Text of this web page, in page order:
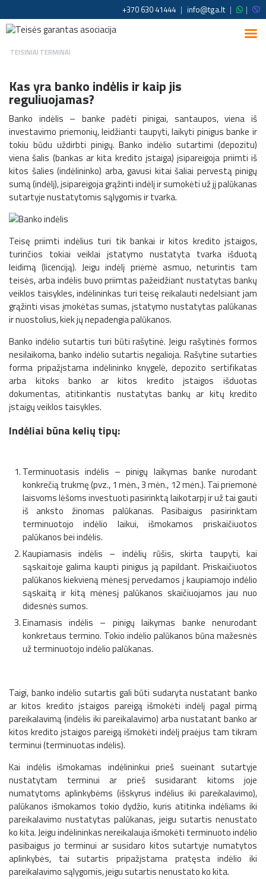
+370 630 41444 | info@tga.lt | |
TEISINIAI TERMINAI
Kas yra banko indėlis ir kaip jis
reguliuojamas?
Banko indėlis – banke padėti pinigai, santaupos, viena iš
investavimo priemonių, leidžianti taupyti, laikyti pinigus banke ir
tokiu būdu uždirbti pinigų. Banko indėlio sutartimi (depozitu)
viena šalis (bankas ar kita kredito įstaiga) įsipareigoja priimti iš
kitos šalies (indėlininko) arba, gavusi kitai šaliai pervestą pinigų
sumą (indėlį), įsipareigoja grąžinti indėlį ir sumokėti už jį palūkanas
sutartyje nustatytomis sąlygomis ir tvarka.
Teisę priimti indėlius turi tik bankai ir kitos kredito įstaigos,
turinčios tokiai veiklai įstatymo nustatyta tvarka išduotą
leidimą (licenciją). Jeigu indėlį priėmė asmuo, neturintis tam
teisės, arba indėlis buvo priimtas pažeidžiant nustatytas bankų
veiklos taisykles, indėlininkas turi teisę reikalauti nedelsiant jam
grąžinti visas įmokėtas sumas, įstatymo nustatytas palūkanas
ir nuostolius, kiek jų nepadengia palūkanos.
Banko indėlio sutartis turi būti rašytinė. Jeigu rašytinės formos
nesilaikoma, banko indėlio sutartis negalioja. Rašytine sutarties
forma pripažįstama indėlininko knygelė, depozito sertifikatas
arba kitoks banko ar kitos kredito įstaigos išduotas
dokumentas, atitinkantis nustatytas bankų ar kitų kredito
įstaigų veiklos taisykles.
Indėliai būna kelių tipų:
Terminuotasis indėlis – pinigų laikymas banke nurodant
konkrečią trukmę (pvz., 1 mėn., 3 mėn., 12 mėn.). Tai priemonė
laisvoms lėšoms investuoti pasirinktą laikotarpį ir už tai gauti
iš anksto žinomas palūkanas. Pasibaigus pasirinktam
terminuotojo indėlio laikui, išmokamos priskaičiuotos
palūkanos bei indėlis.
Kaupiamasis indėlis – indėlių rūšis, skirta taupyti, kai
sąskaitoje galima kaupti pinigus ją papildant. Priskaičiuotos
palūkanos kiekvieną mėnesį pervedamos į kaupiamojo indėlio
sąskaitą ir kitą mėnesį palūkanos skaičiuojamos jau nuo
didesnės sumos.
Einamasis indėlis – pinigų laikymas banke nenurodant
konkretaus termino. Tokio indėlio palūkanos būna mažesnės
už terminuotojo indėlio palūkanas.
Taigi, banko indėlio sutartis gali būti sudaryta nustatant banko
ar kitos kredito įstaigos pareigą išmokėti indėlį pagal pirmą
pareikalavimą (indėlis iki pareikalavimo) arba nustatant banko ar
kitos kredito įstaigos pareigą išmokėti indėlį praėjus tam tikram
terminui (terminuotas indėlis).
Kai indėlis išmokamas indėlininkui prieš sueinant sutartyje
nustatytam terminui ar prieš susidarant kitoms joje
numatytoms aplinkybėms (išskyrus indėlius iki pareikalavimo),
palūkanos išmokamos tokio dydžio, kuris atitinka indėliams iki
pareikalavimo nustatytas palūkanas, jeigu sutartis nenustato
ko kita. Jeigu indėlininkas nereikalauja išmokėti terminuoto indėlio
pasibaigus jo terminui ar susidaro kitos sutartyje numatytos
aplinkybės, tai sutartis pripažįstama pratęsta indėlio iki
pareikalavimo sąlygomis, jeigu sutartis nenustato ko kita.